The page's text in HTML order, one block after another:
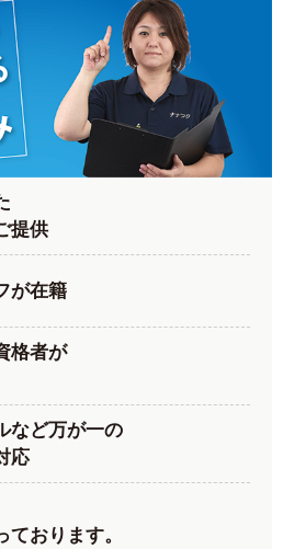
提供
が在籍
格者が
など万が一の
応
ております。